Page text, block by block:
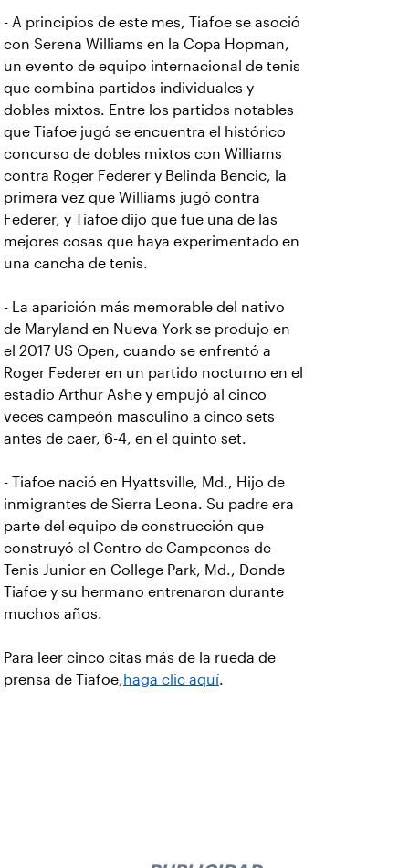
- A principios de este mes, Tiafoe se asoció
con Serena Williams en la Copa Hopman,
un evento de equipo internacional de tenis
que combina partidos individuales y
dobles mixtos. Entre los partidos notables
que Tiafoe jugó se encuentra el histórico
concurso de dobles mixtos con Williams
contra Roger Federer y Belinda Bencic, la
primera vez que Williams jugó contra
Federer, y Tiafoe dijo que fue una de las
mejores cosas que haya experimentado en
una cancha de tenis.
- La aparición más memorable del nativo
de Maryland en Nueva York se produjo en
el 2017 US Open, cuando se enfrentó a
Roger Federer en un partido nocturno en el
estadio Arthur Ashe y empujó al cinco
veces campeón masculino a cinco sets
antes de caer, 6-4, en el quinto set.
- Tiafoe nació en Hyattsville, Md., Hijo de
inmigrantes de Sierra Leona. Su padre era
parte del equipo de construcción que
construyó el Centro de Campeones de
Tenis Junior en College Park, Md., Donde
Tiafoe y su hermano entrenaron durante
muchos años.
Para leer cinco citas más de la rueda de
prensa de Tiafoe,haga clic aquí.